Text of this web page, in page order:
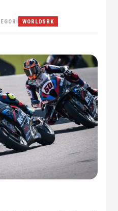
WORLDSBK